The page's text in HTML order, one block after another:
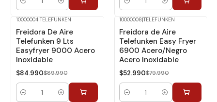
Cantidad Cantidad
10000004|TELEFUNKEN
Freidora De Aire
Telefunken 9 Lts
Easyfryer 9000 Acero
Inoxidable
$84.990$89.990
Cantidad
10000008|TELEFUNKEN
Freidora de Aire
Telefunken Easy Fryer
6900 Acero/Negro
Acero Inoxidable
$52.990$79.990
Cantidad